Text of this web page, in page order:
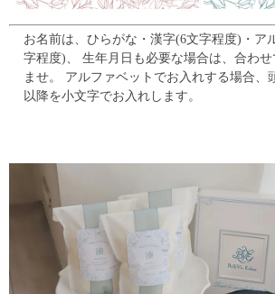
お名前は、ひらがな・漢字(6文字程度)・ア
字程度)、
生年月日も必要な場合は、合わ
ませ。
アルファベットでお入れする場合、
以降を小文字でお入れします。